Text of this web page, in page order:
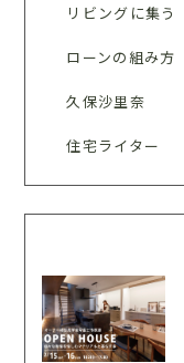
リビングに集う
ローンの組み方
久保沙里奈
住宅ライター